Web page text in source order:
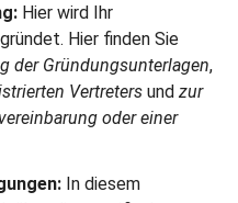
Hier wird Ihr
Hier finden Sie
der Gründungsunterlagen,
Vertreters und zur
oder einer
In diesem